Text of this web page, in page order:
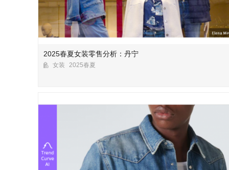
2025春夏女装零售分析：丹宁
女装 2025春夏